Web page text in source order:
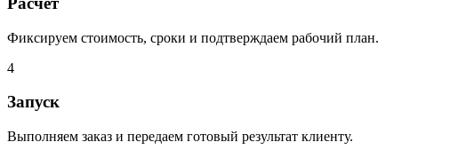
Фиксируем стоимость, сроки и подтверждаем рабочий план.
4
Запуск
Выполняем заказ и передаем готовый результат клиенту.